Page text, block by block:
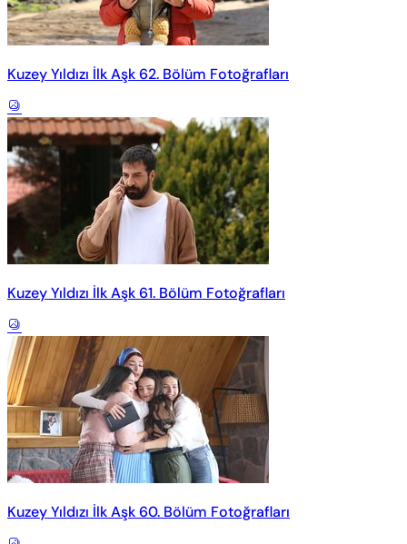
Kuzey Yıldızı İlk Aşk 62. Bölüm Fotoğrafları
Kuzey Yıldızı İlk Aşk 61. Bölüm Fotoğrafları
Kuzey Yıldızı İlk Aşk 60. Bölüm Fotoğrafları